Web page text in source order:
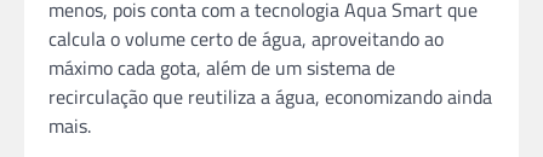
menos, pois conta com a tecnologia Aqua Smart que
calcula o volume certo de água, aproveitando ao
máximo cada gota, além de um sistema de
recirculação que reutiliza a água, economizando ainda
mais.